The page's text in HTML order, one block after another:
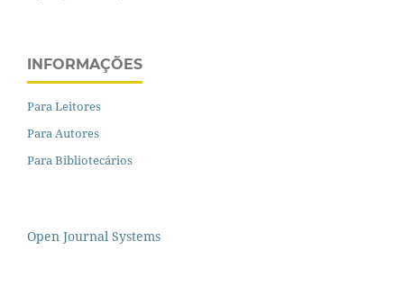
INFORMAÇÕES
Para Leitores
Para Autores
Para Bibliotecários
Open Journal Systems